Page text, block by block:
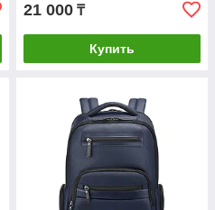
21 000 ₸
Купить